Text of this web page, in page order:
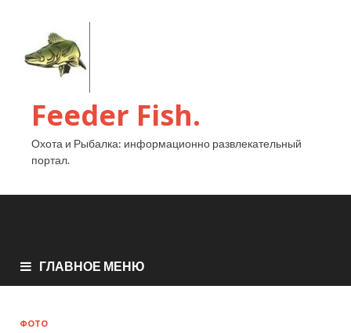
Feeder Fish.
Охота и Рыбалка: информационно развлекательный
портал.
ГЛАВНОЕ МЕНЮ
ФОТО